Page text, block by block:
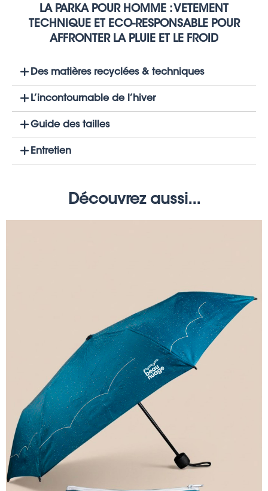
LA PARKA POUR HOMME : VETEMENT
TECHNIQUE ET ECO-RESPONSABLE POUR
AFFRONTER LA PLUIE ET LE FROID
Des matières recyclées & techniques
L’incontournable de l’hiver
Guide des tailles
Entretien
Découvrez aussi...